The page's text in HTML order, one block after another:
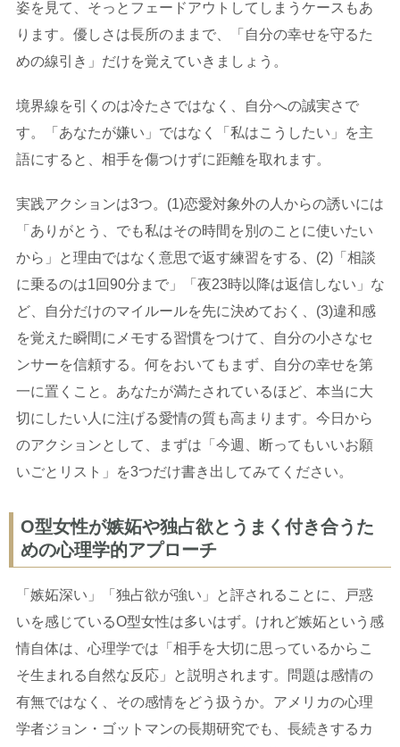
姿を見て、そっとフェードアウトしてしまうケースもあ
ります。優しさは長所のままで、「自分の幸せを守るた
めの線引き」だけを覚えていきましょう。
境界線を引くのは冷たさではなく、自分への誠実さで
す。「あなたが嫌い」ではなく「私はこうしたい」を主
語にすると、相手を傷つけずに距離を取れます。
実践アクションは3つ。(1)恋愛対象外の人からの誘いには
「ありがとう、でも私はその時間を別のことに使いたい
から」と理由ではなく意思で返す練習をする、(2)「相談
に乗るのは1回90分まで」「夜23時以降は返信しない」な
ど、自分だけのマイルールを先に決めておく、(3)違和感
を覚えた瞬間にメモする習慣をつけて、自分の小さなセ
ンサーを信頼する。何をおいてもまず、自分の幸せを第
一に置くこと。あなたが満たされているほど、本当に大
切にしたい人に注げる愛情の質も高まります。今日から
のアクションとして、まずは「今週、断ってもいいお願
いごとリスト」を3つだけ書き出してみてください。
O型女性が嫉妬や独占欲とうまく付き合うた
めの心理学的アプローチ
「嫉妬深い」「独占欲が強い」と評されることに、戸惑
いを感じているO型女性は多いはず。けれど嫉妬という感
情自体は、心理学では「相手を大切に思っているからこ
そ生まれる自然な反応」と説明されます。問題は感情の
有無ではなく、その感情をどう扱うか。アメリカの心理
学者ジョン・ゴットマンの長期研究でも、長続きするカ